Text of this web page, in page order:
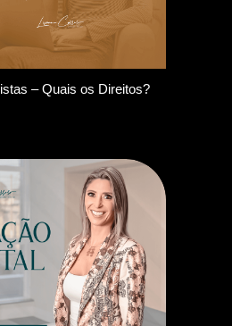
– Quais os Direitos?